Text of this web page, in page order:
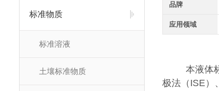
标准物质
标准溶液
土壤标准物质
品牌
应用领域
本液体
极法（ISE）